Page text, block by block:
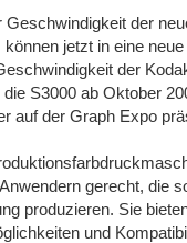
Geschwindigkeit der
können jetzt in eine
der
S3000 ab Oktober
auf der Graph Expo
gerecht, die
produzieren. Sie
und